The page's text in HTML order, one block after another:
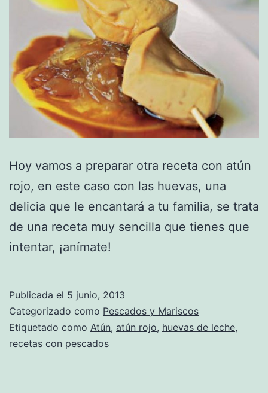
Hoy vamos a preparar otra receta con atún
rojo, en este caso con las huevas, una
delicia que le encantará a tu familia, se trata
de una receta muy sencilla que tienes que
intentar, ¡anímate!
Publicada el 5 junio, 2013
Categorizado como Pescados y Mariscos
Etiquetado como Atún, atún rojo, huevas de leche,
recetas con pescados